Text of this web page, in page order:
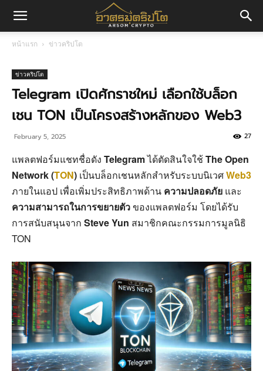
มค
ปโต
หน้าแรก ข่าวคริปโต
ข่าวคริปโต
Telegram เปิดศักราชใหม่ เลือกใช้บล็อก
เชน TON เป็นโครงสร้างหลักของ Web3
February 5, 2025 27
แพลตฟอร์มแชทชื่อดัง Telegramได้ตัดสินใจใช้The Open
Network (TON) เป็นบล็อกเชนหลักสำหรับระบบนิเวศWeb3
ภายในแอป เพื่อเพิ่มประสิทธิภาพด้าน ความปลอดภัย และ
ความสามารถในการขยายตัวของแพลตฟอร์ม โดยได้รับ
การสนับสนุนจาก Steve Yun สมาชิกคณะกรรมการมูลนิธิ
TON